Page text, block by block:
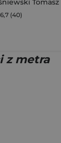
Tomasz
6,7 (40)
z metra